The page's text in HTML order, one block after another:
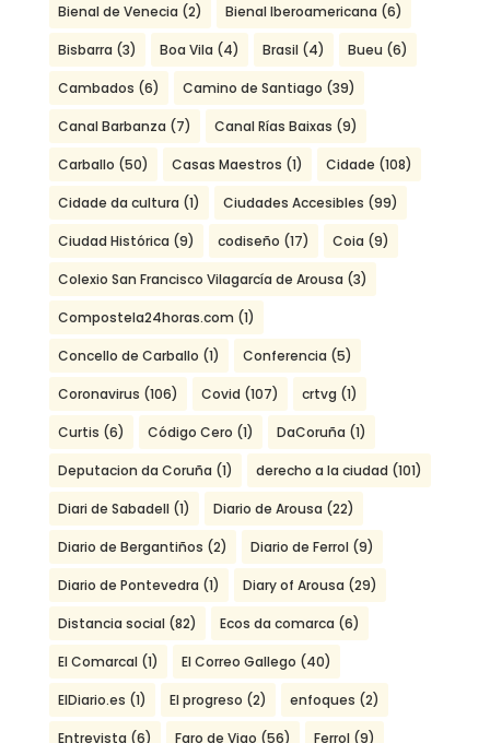
Bienal de Venecia (2) Bienal Iberoamericana (6)
Bisbarra (3) Boa Vila (4) Brasil (4) Bueu (6)
Cambados (6) Camino de Santiago (39)
Canal Barbanza (7) Canal Rías Baixas (9)
Carballo (50) Casas Maestros (1) Cidade (108)
Cidade da cultura (1) Ciudades Accesibles (99)
Ciudad Histórica (9) codiseño (17) Coia (9)
Colexio San Francisco Vilagarcía de Arousa (3)
Compostela24horas.com (1)
Concello de Carballo (1) Conferencia (5)
Coronavirus (106) Covid (107) crtvg (1)
Curtis (6) Código Cero (1) DaCoruña (1)
Deputacion da Coruña (1) derecho a la ciudad (101)
Diari de Sabadell (1) Diario de Arousa (22)
Diario de Bergantiños (2) Diario de Ferrol (9)
Diario de Pontevedra (1) Diary of Arousa (29)
Distancia social (82) Ecos da comarca (6)
El Comarcal (1) El Correo Gallego (40)
ElDiario.es (1) El progreso (2) enfoques (2)
Entrevista (6) Faro de Vigo (56) Ferrol (9)